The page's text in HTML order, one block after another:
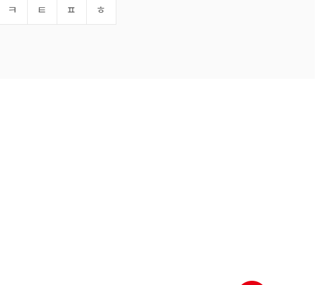
ㅋ ㅌ ㅍ ㅎ